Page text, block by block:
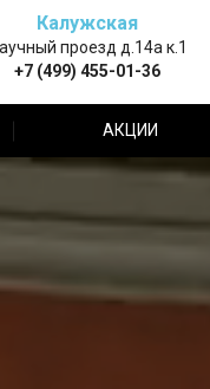
Калужская
проезд д.14а к.1
+7 (499) 455-01-36
АКЦИИ